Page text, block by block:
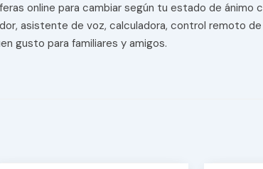
online para cambiar según tu estado de
asistente de voz, calculadora, control remoto
gusto para familiares y amigos.